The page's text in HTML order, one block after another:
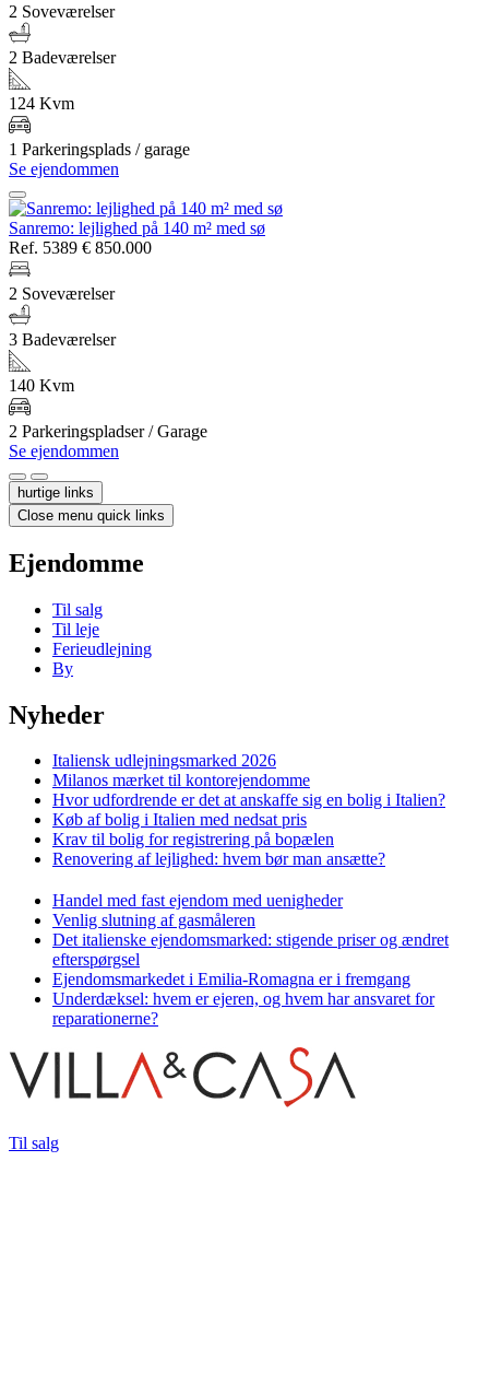
2 Soveværelser
2 Badeværelser
124 Kvm
1 Parkeringsplads / garage
Se ejendommen
Sanremo: lejlighed på 140 m² med sø
Ref. 5389 € 850.000
2 Soveværelser
3 Badeværelser
140 Kvm
2 Parkeringspladser / Garage
Se ejendommen
hurtige links
Close menu quick links
Ejendomme
Til salg
Til leje
Ferieudlejning
By
Nyheder
Italiensk udlejningsmarked 2026
Milanos mærket til kontorejendomme
Hvor udfordrende er det at anskaffe sig en bolig i Italien?
Køb af bolig i Italien med nedsat pris
Krav til bolig for registrering på bopælen
Renovering af lejlighed: hvem bør man ansætte?
Handel med fast ejendom med uenigheder
Venlig slutning af gasmåleren
Det italienske ejendomsmarked: stigende priser og ændret
efterspørgsel
Ejendomsmarkedet i Emilia-Romagna er i fremgang
Underdæksel: hvem er ejeren, og hvem har ansvaret for
reparationerne?
Til salg